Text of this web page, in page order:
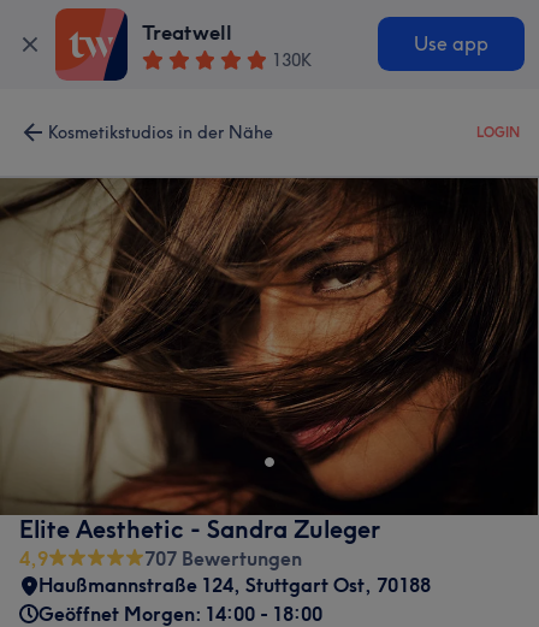
Treatwell
130K
Use app
Kosmetikstudios in der Nähe LOGIN
Elite Aesthetic - Sandra Zuleger
4,9
707 Bewertungen
Haußmannstraße 124, Stuttgart Ost, 70188
Geöffnet Morgen: 14:00 - 18:00